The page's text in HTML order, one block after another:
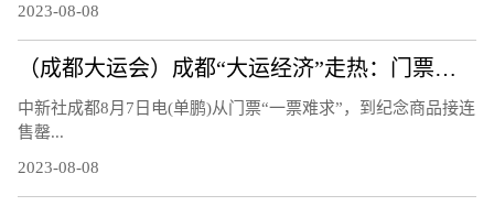
2023-08-08
（成都大运会）成都“大运经济”走热：门票周边热销 “溢出效应”显著
中新社成都8月7日电(单鹏)从门票“一票难求”，到纪念商品接连
售罄...
2023-08-08